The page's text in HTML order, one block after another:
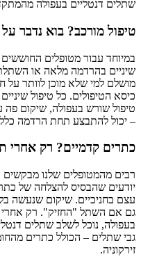
שתלים דנטליים בעפולה
טיפול מורכב? בוא נדבר
במיוחד עבור מטופלים
שיניים בהרדמה מלאה או
מושלם למי שלא מוכן לוותר על
כיסא הטיפולים. כל טיפול
טיפול שורש בעפולה, שיקום פה
– יכול להתבצע תחת הרדמה
כתרים קדמיים? רק אחרי
רבים מהמטופלים שלנו
יודעים שהבסיס להצלחה של
עצם בחניכיים. שיקום שנעשה בלי
גם אם השתל "החזיק". רק אחרי
בעפולה, נוכל לשלב שתלים
גבי שתלים – הכולל כתרים
זירקוניה.